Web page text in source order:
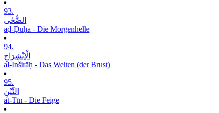
93.
الضُّحٰی
aḍ-Ḍuḥā - Die Morgenhelle
94.
الْاِنْشِرَاحِ
al-Inširāḥ - Das Weiten (der Brust)
95.
التِّیْنِ
at-Tīn - Die Feige